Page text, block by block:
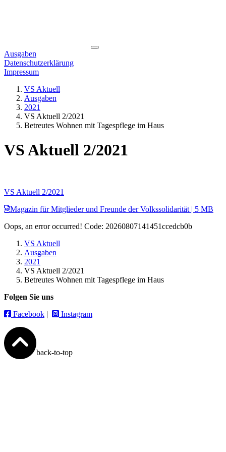
Ausgaben
Datenschutzerklärung
Impressum
VS Aktuell
Ausgaben
2021
VS Aktuell 2/2021
Betreutes Wohnen mit Tagespflege im Haus
VS Aktuell 2/2021
VS Aktuell 2/2021
Magazin für Mitglieder und Freunde der Volkssolidarität | 5 MB
Oops, an error occurred! Code: 20260807141451ccedcb0b
VS Aktuell
Ausgaben
2021
VS Aktuell 2/2021
Betreutes Wohnen mit Tagespflege im Haus
Folgen Sie uns
Facebook | Instagram
back-to-top